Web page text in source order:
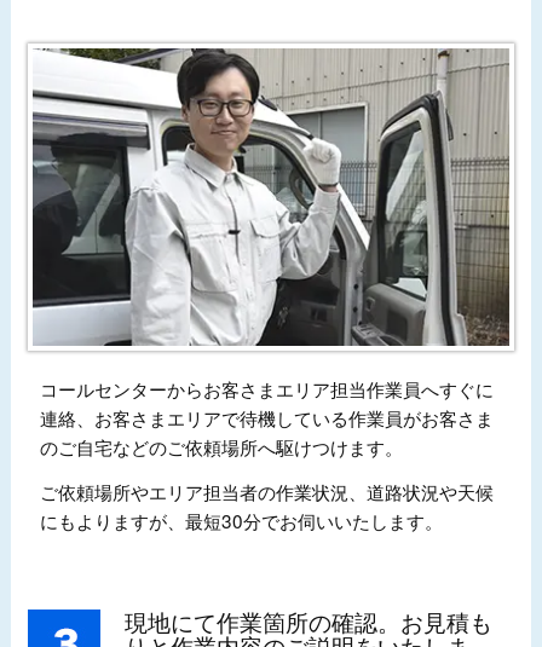
コールセンターからお客さまエリア担当作業員へすぐに
連絡、お客さまエリアで待機している作業員がお客さま
のご自宅などのご依頼場所へ駆けつけます。
ご依頼場所やエリア担当者の作業状況、道路状況や天候
にもよりますが、最短30分でお伺いいたします。
現地にて作業箇所の確認。お見積も